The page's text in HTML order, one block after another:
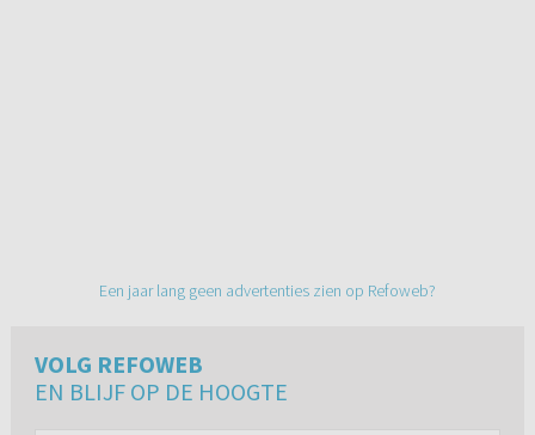
Een jaar lang geen advertenties zien op Refoweb?
VOLG REFOWEB
EN BLIJF OP DE HOOGTE